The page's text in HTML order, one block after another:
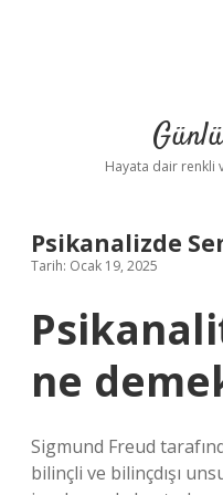
Hayata dair renkli
Psikanalizde
Tarih: Ocak 19, 2025
ne
Sigmund Freud
bilinçli ve bilinçdışı